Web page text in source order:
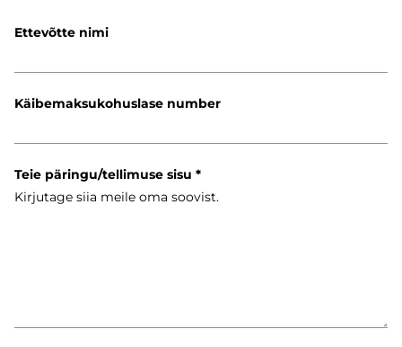
Ettevõtte nimi
Käibemaksukohuslase number
Teie päringu/tellimuse sisu